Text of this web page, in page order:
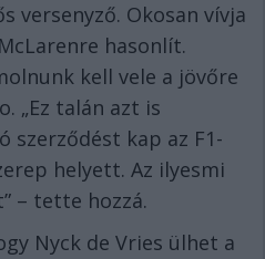
versenyző. Okosan vívja
hasonlít.
kell vele a jövőre
„Ez talán azt is
szerződést kap az F1-
helyett. Az ilyesmi
– tette hozzá.
Nyck de Vries ülhet a